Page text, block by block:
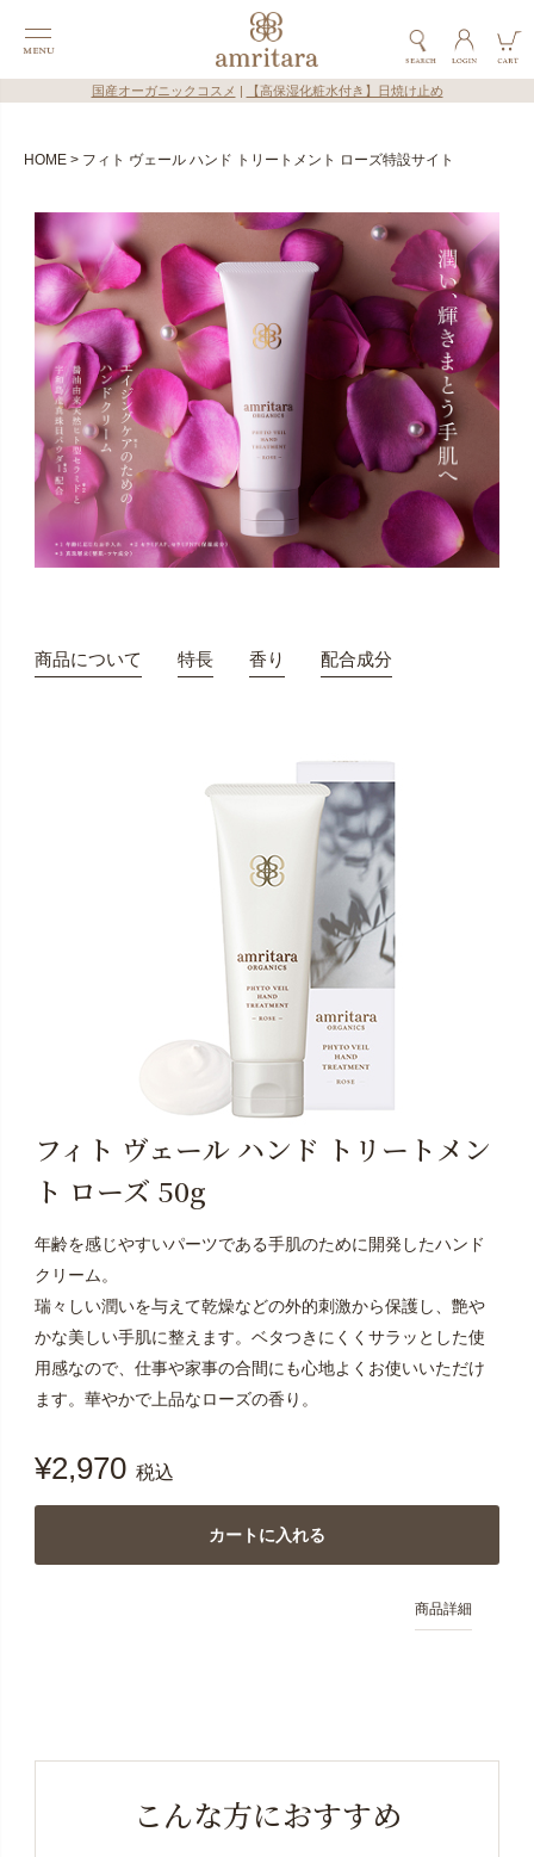
国産オーガニックコスメ 【高保湿化粧水付き】日焼け止め
HOME フィト ヴェール ハンド トリートメント ローズ特設サイト
商品について 特長 香り 配合成分
フィト ヴェール ハンド トリートメン
ト ローズ 50g
年齢を感じやすいパーツである手肌のために開発したハンド
クリーム。
瑞々しい潤いを与えて乾燥などの外的刺激から保護し、艶や
かな美しい手肌に整えます。ベタつきにくくサラッとした使
用感なので、仕事や家事の合間にも心地よくお使いいただけ
ます。華やかで上品なローズの香り。
¥2,970 税込
カートに入れる
商品詳細
こんな方におすすめ